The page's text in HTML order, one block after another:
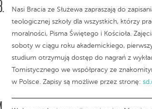
Nasi Bracia ze Służewa zapraszają do
teologicznej szkoły dla wszystkich, którzy
moralności, Pisma Świętego i Kościoła.
soboty w ciągu roku akademickiego,
studium otrzymują dostęp do nagrań z
Tomistycznego we współpracy ze
w Polsce. Zapisy są możliwe przez stronę: